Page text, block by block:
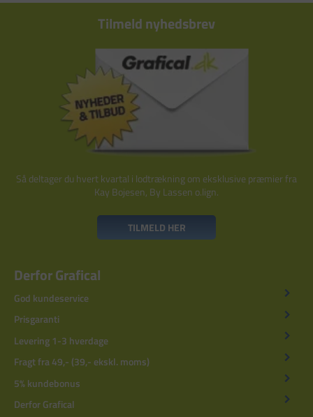
Tilmeld nyhedsbrev
Så deltager du hvert kvartal i lodtrækning om eksklusive præmier fra
Kay Bojesen, By Lassen o.lign.
TILMELD HER
Derfor Grafical
God kundeservice
Prisgaranti
Levering 1-3 hverdage
Fragt fra 49,- (39,- ekskl. moms)
5% kundebonus
Derfor Grafical